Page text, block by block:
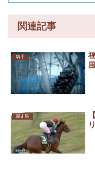
関連記事
騎手
競走馬